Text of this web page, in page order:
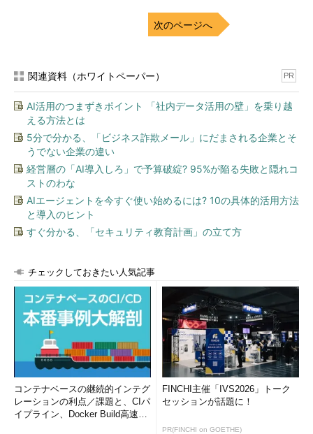
次のページへ
関連資料（ホワイトペーパー） PR
AI活用のつまずきポイント 「社内データ活用の壁」を乗り越
える方法とは
5分で分かる、「ビジネス詐欺メール」にだまされる企業とそ
うでない企業の違い
経営層の「AI導入しろ」で予算破綻? 95%が陥る失敗と隠れコ
ストのわな
AIエージェントを今すぐ使い始めるには? 10の具体的活用方法
と導入のヒント
すぐ分かる、「セキュリティ教育計画」の立て方
チェックしておきたい人気記事
コンテナベースの継続的インテグ
レーションの利点／課題と、CIパ
イプライン、Docker Build高速化
FINCHI主催「IVS2026」トーク
セッションが話題に！
PR(FINCHI on GOETHE)